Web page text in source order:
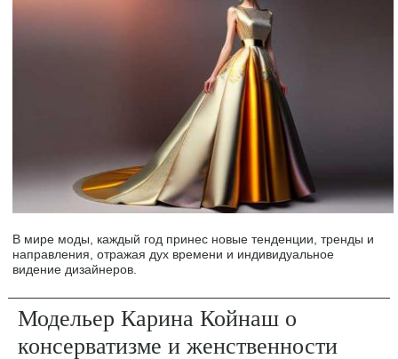
В мире моды, каждый год принес новые тенденции, тренды и
направления, отражая дух времени и индивидуальное
видение дизайнеров.
Модельер Карина Койнаш о
консерватизме и женственности